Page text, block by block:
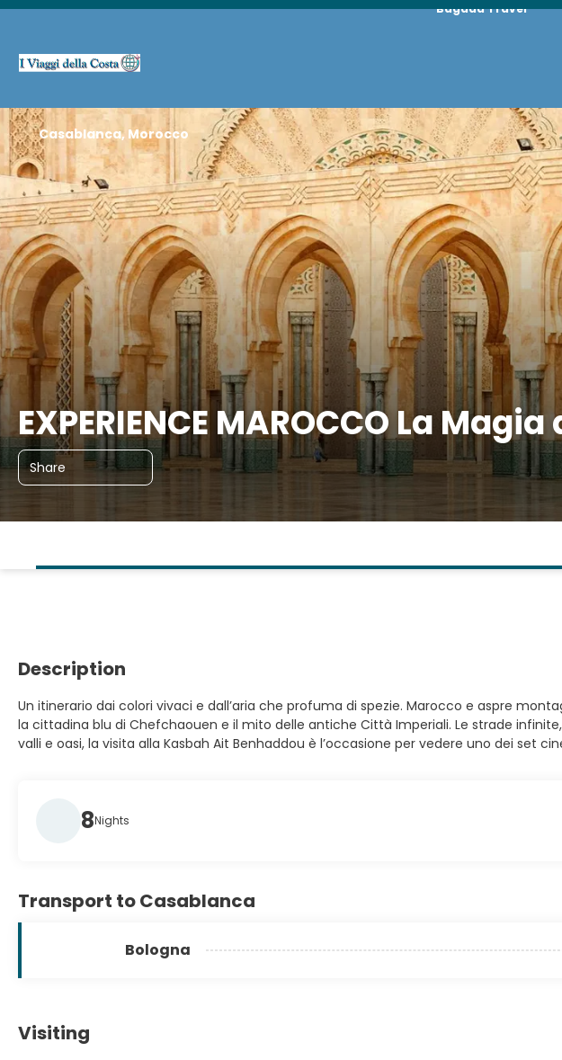
Bagada Travel
EXPERIENCE MAROCCO La
Share
Casablanca, Morocco
Description
Un itinerario dai colori vivaci e dall’aria che profuma di spezie. Marocco e aspre
la cittadina blu di Chefchaouen e il mito delle antiche Città Imperiali. Le strade
valli e oasi, la visita alla Kasbah Ait Benhaddou è l’occasione per vedere uno dei set
8Nights
Transport to Casablanca
Bologna
Visiting